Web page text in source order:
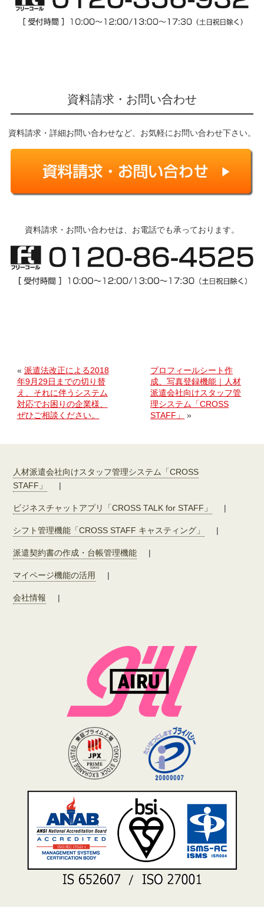
資料請求・お問い合わせ
資料請求・詳細お問い合わせなど、お気軽にお問い合わせ下さい。
資料請求・お問い合わせは、お電話でも承っております。
« 派遣法改正による2018
年9月29日までの切り替
え、それに伴うシステム
対応でお困りの企業様、
ぜひご相談ください。
プロフィールシート作
成、写真登録機能｜人材
派遣会社向けスタッフ管
理システム「CROSS
STAFF」
»
人材派遣会社向けスタッフ管理システム「CROSS
STAFF」
|
ビジネスチャットアプリ「CROSS TALK for STAFF」 |
シフト管理機能「CROSS STAFF キャスティング」 |
派遣契約書の作成・台帳管理機能 |
マイページ機能の活用 |
会社情報 |